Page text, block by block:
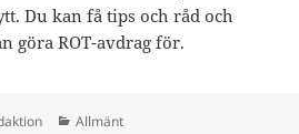
Du kan få tips och råd och
göra ROT-avdrag för.
Kategorier
Allmänt